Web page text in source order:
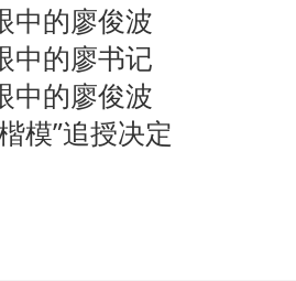
的廖俊波
的廖书记
的廖俊波
模”追授决定